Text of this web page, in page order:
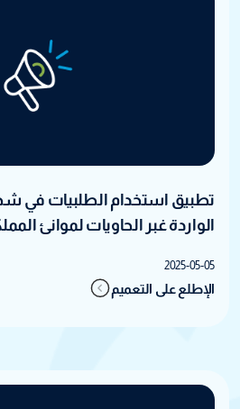
تطبيق استخدام الطلبيات في
الواردة غبر الحاويات لموانئ
2025-05-05
الإطلع على التعميم